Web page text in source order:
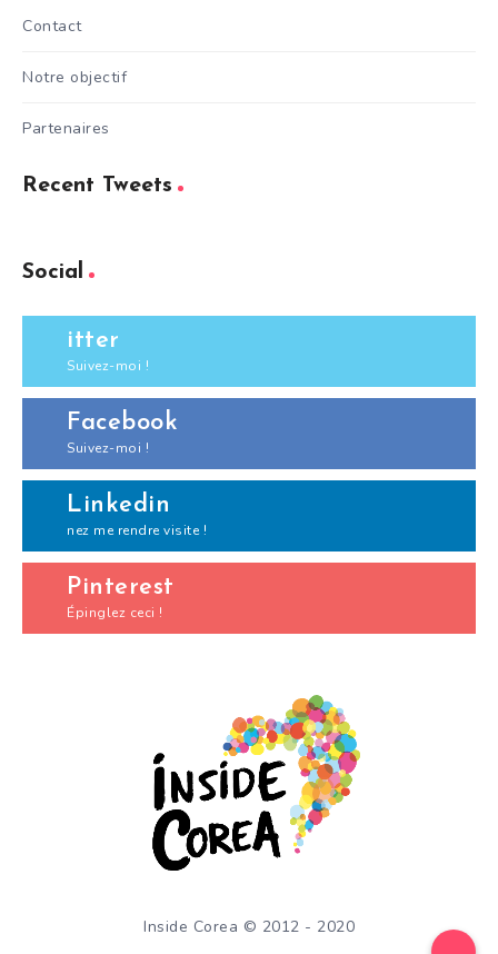
Contact
Notre objectif
Partenaires
Recent Tweets
Social
itter
Suivez-moi !
Facebook
Suivez-moi !
Linkedin
nez me rendre visite !
Pinterest
Épinglez ceci !
Inside Corea © 2012 - 2020